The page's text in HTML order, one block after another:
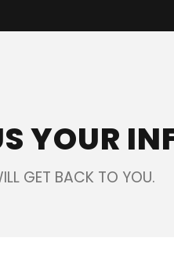
YOUR
GET BACK TO YOU.